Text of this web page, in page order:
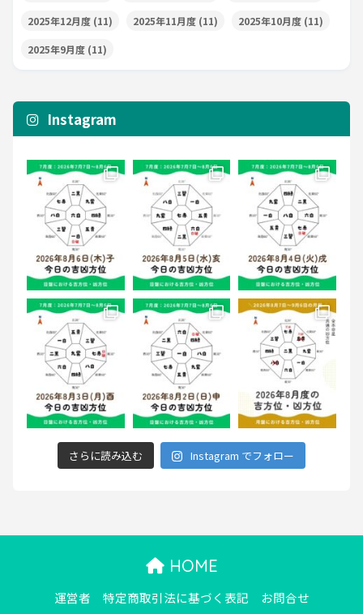
2025年12月度 (11) 2025年11月度 (11) 2025年10月度 (11)
2025年9月度 (11)
Instagram
さらに読み込む Instagram でフォロー
HOME
運営者 特定商取引法に基づく表記 お問合せ